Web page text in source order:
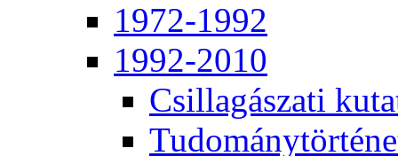
1972-1992
1992-2010
Csil­la­gá­sza­ti